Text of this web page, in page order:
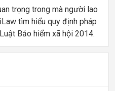
trọng trong mà người lao
tìm hiểu quy định pháp
Bảo hiểm xã hội 2014.